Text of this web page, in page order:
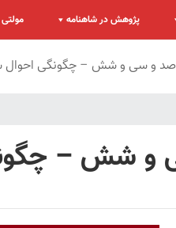
پژوهش در شاهنامه مولتی
و سی و شش – چگونگی احوال
شش –